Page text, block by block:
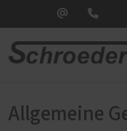
Allgemeine